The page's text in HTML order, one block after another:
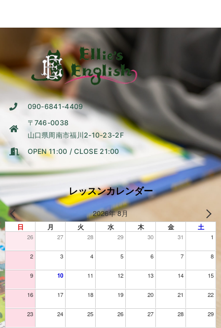
090-6841-4409
〒746-0038
山口県周南市福川2-10-23-2F
OPEN 11:00 / CLOSE 21:00
レッスンカレンダー
2026年 8月
日 月 火 水 木 金 土
26 27 28 29 30 31 1
2 3 4 5 6 7 8
9 10 11 12 13 14 15
16 17 18 19 20 21 22
23 24 25 26 27 28 29